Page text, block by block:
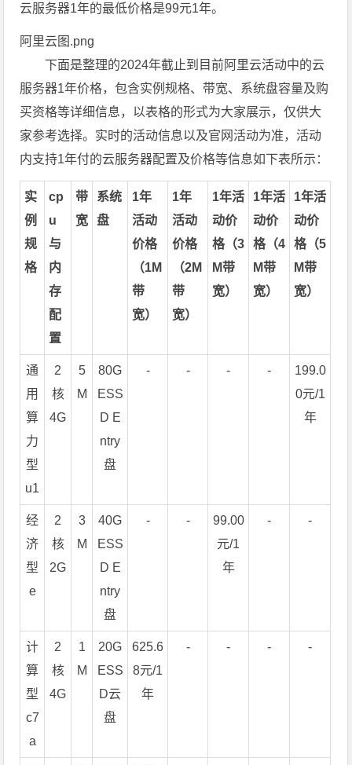
云服务器1年的最低价格是99元1年。
阿里云图.png
下面是整理的2024年截止到目前阿里云活动中的云
服务器1年价格，包含实例规格、带宽、系统盘容量及购
买资格等详细信息，以表格的形式为大家展示，仅供大
家参考选择。实时的活动信息以及官网活动为准，活动
内支持1年付的云服务器配置及价格等信息如下表所示：
实
例
规
格
cp
u
与
内
存
配
置
带
宽
系统
盘
1年
活动
价格
（1M
带
宽）
1年
活动
价格
（2M
带
宽）
1年活
动价
格（3
M带
宽）
1年活
动价
格（4
M带
宽）
1年活
动价
格（5
M带
宽）
通
用
算
力
型
u1
2
核
4G
5
M
80G
ESS
D E
ntry
盘
- - - -
199.0
0元/1
年
经
济
型
e
2
核
2G
3
M
40G
ESS
D E
ntry
盘
- -
99.00
元/1
年
- -
计
算
型
c7
a
2
核
4G
1
M
20G
ESS
D云
盘
625.6
8元/1
年
- - - -